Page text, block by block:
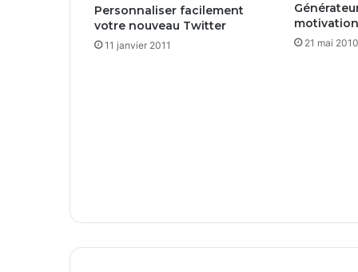
l
Personnaliser facilement
votre nouveau Twitter
11 janvier 2011
motivation
21 mai 2010